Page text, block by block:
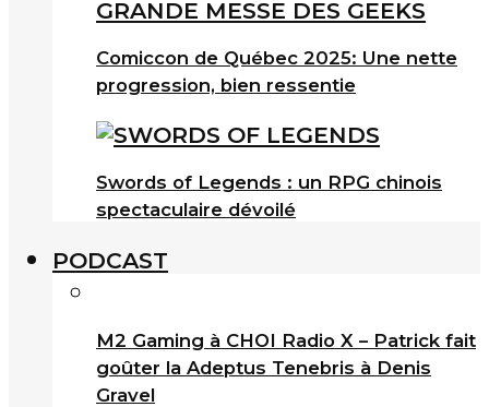
Comiccon de Québec 2025: Une nette
progression, bien ressentie
Swords of Legends : un RPG chinois
spectaculaire dévoilé
PODCAST
M2 Gaming à CHOI Radio X – Patrick fait
goûter la Adeptus Tenebris à Denis
Gravel